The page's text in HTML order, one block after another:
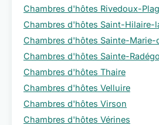
Chambres d'hôtes Rivedoux-
Chambres d'hôtes Saint-Hilaire-
Chambres d'hôtes Sainte-Marie-
Chambres d'hôtes Sainte-
Chambres d'hôtes Thaire
Chambres d'hôtes Velluire
Chambres d'hôtes Virson
Chambres d'hôtes Vérines